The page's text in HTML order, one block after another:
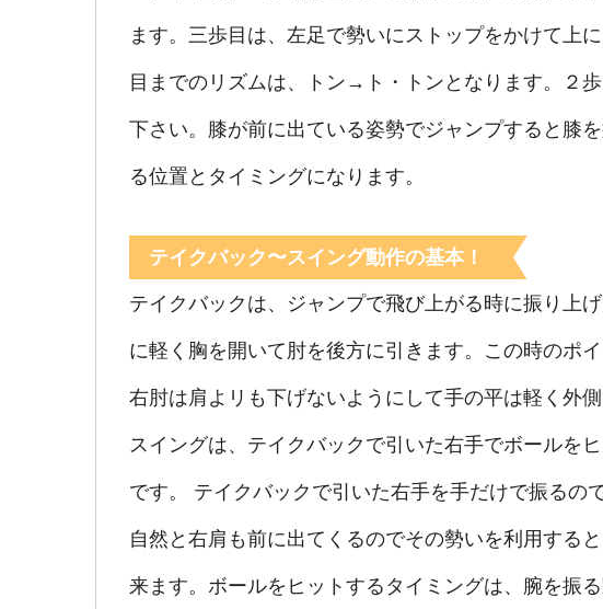
ます。三歩目は、左足で勢いにストップをかけて上
目までのリズムは、トン→ト・トンとなります。２
下さい。膝が前に出ている姿勢でジャンプすると膝
る位置とタイミングになります。
テイクバック〜スイング動作の基本！
テイクバックは、ジャンプで飛び上がる時に振り上
に軽く胸を開いて肘を後方に引きます。この時のポ
右肘は肩よリも下げないようにして手の平は軽く外
スイングは、テイクバックで引いた右手でボールを
です。 テイクバックで引いた右手を手だけで振るの
自然と右肩も前に出てくるのでその勢いを利用する
来ます。ボールをヒットするタイミングは、腕を振